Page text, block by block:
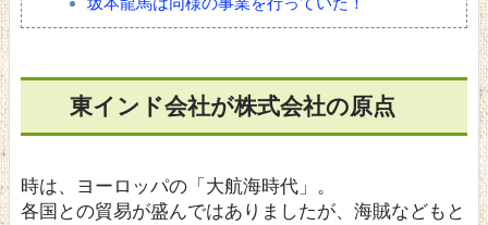
東インド会社が株式会社の原点
時は、ヨーロッパの 「大航海時代」 。
各国との貿易が盛んではありましたが、海賊などもと